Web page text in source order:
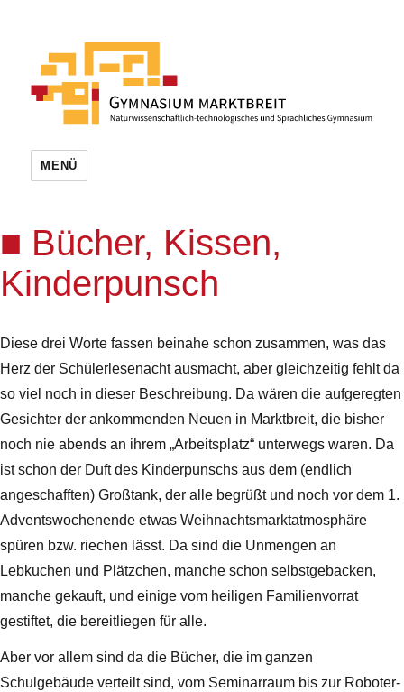
MENÜ
Bücher, Kissen,
Kinderpunsch
Diese drei Worte fassen beinahe schon zusammen, was das
Herz der Schülerlesenacht ausmacht, aber gleichzeitig fehlt da
so viel noch in dieser Beschreibung. Da wären die aufgeregten
Gesichter der ankommenden Neuen in Marktbreit, die bisher
noch nie abends an ihrem „Arbeitsplatz“ unterwegs waren. Da
ist schon der Duft des Kinderpunschs aus dem (endlich
angeschafften) Großtank, der alle begrüßt und noch vor dem 1.
Adventswochenende etwas Weihnachtsmarktatmosphäre
spüren bzw. riechen lässt. Da sind die Unmengen an
Lebkuchen und Plätzchen, manche schon selbstgebacken,
manche gekauft, und einige vom heiligen Familienvorrat
gestiftet, die bereitliegen für alle.
Aber vor allem sind da die Bücher, die im ganzen
Schulgebäude verteilt sind, vom Seminarraum bis zur Roboter-